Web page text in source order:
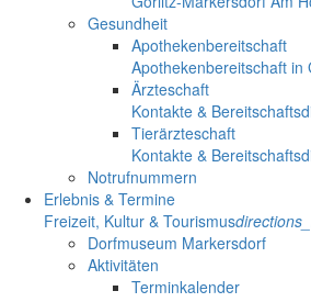
Gesundheit
Apothekenbereitschaft
Apothekenbereitschaft in
Ärzteschaft
Kontakte &
Tierärzteschaft
Kontakte &
Notrufnummern
Erlebnis & Termine
Freizeit, Kultur & Tourismus
Dorfmuseum Markersdorf
Aktivitäten
Terminkalender